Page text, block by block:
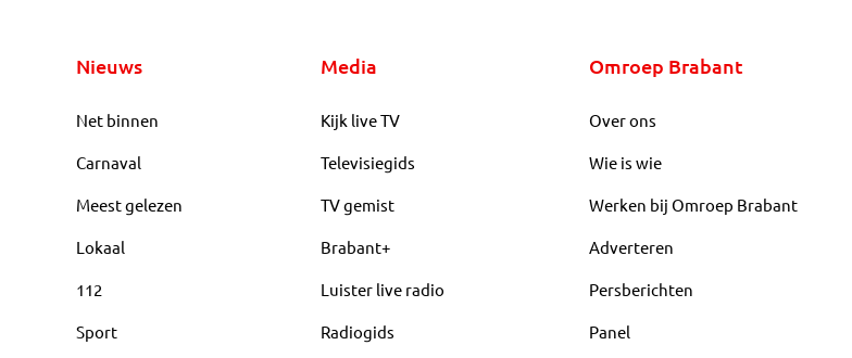
Nieuws
Net binnen
Carnaval
Meest gelezen
Lokaal
112
Sport
Media
Kijk live TV
Televisiegids
TV gemist
Brabant+
Luister live radio
Radiogids
Omroep Brabant
Over ons
Wie is wie
Werken bij Omroep Brabant
Adverteren
Persberichten
Panel